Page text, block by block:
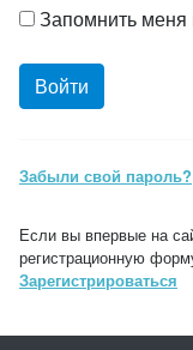
Запомнить меня
Забыли свой пароль?
Если вы впервые на
регистрационную
Зарегистрироваться